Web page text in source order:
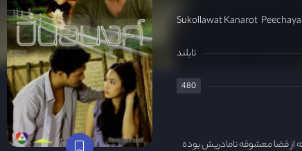
Sukollawat Kanarot
تایلند
480
از قضا معشوقه نامادریش بوده